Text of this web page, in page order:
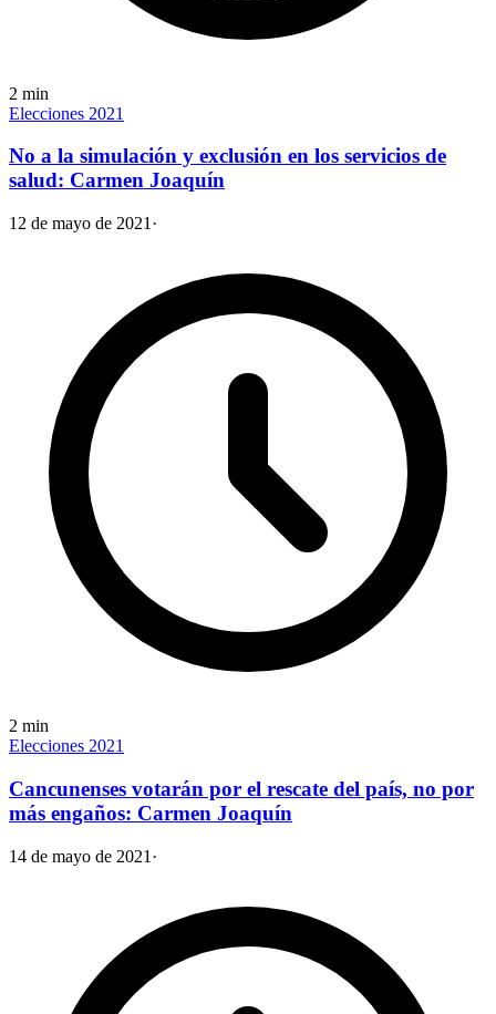
2 min
Elecciones 2021
No a la simulación y exclusión en los servicios de
salud: Carmen Joaquín
12 de mayo de 2021 ·
2 min
Elecciones 2021
Cancunenses votarán por el rescate del país, no por
más engaños: Carmen Joaquín
14 de mayo de 2021 ·